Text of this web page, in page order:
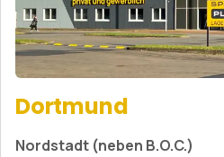
Dortmund
Nordstadt (neben B.O.C.)